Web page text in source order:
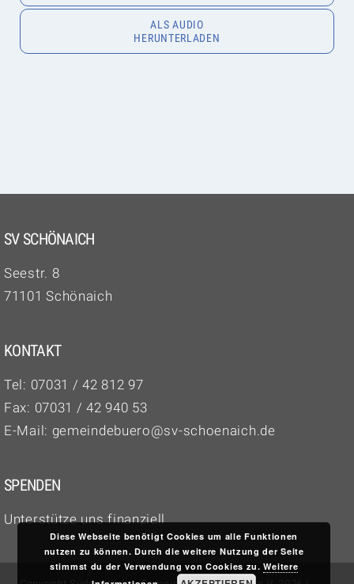
ALS AUDIO
HERUNTERLADEN
SV SCHÖNAICH
Seestr. 8
71101 Schönaich
KONTAKT
Tel: 07031 / 42 812 97‬
Fax: 07031 / 42 940 53
E-Mail: gemeindebuero@sv-schoenaich.de
SPENDEN
Unterstütze uns finanziell
Diese Webseite benötigt Cookies um alle Funktionen
nutzen zu können. Durch die weitere Nutzung der Seite
stimmst du der Verwendung von Cookies zu.Weitere